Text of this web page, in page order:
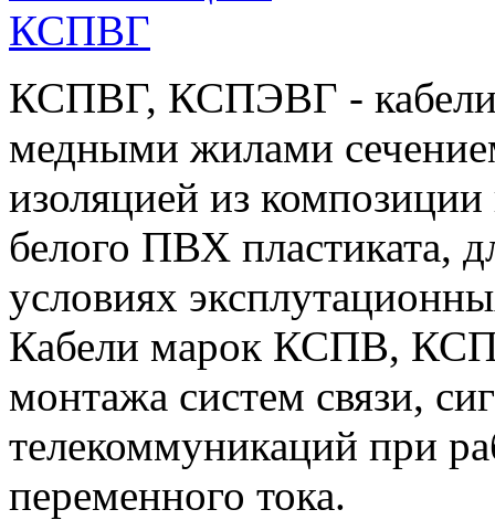
КСПВГ, КСПЭВГ - кабели
медными жилами
изоляцией из
белого ПВХ пластиката,
условиях
Кабели марок КСПВ,
монтажа систем связи,
телекоммуникаций при
переменного тока.